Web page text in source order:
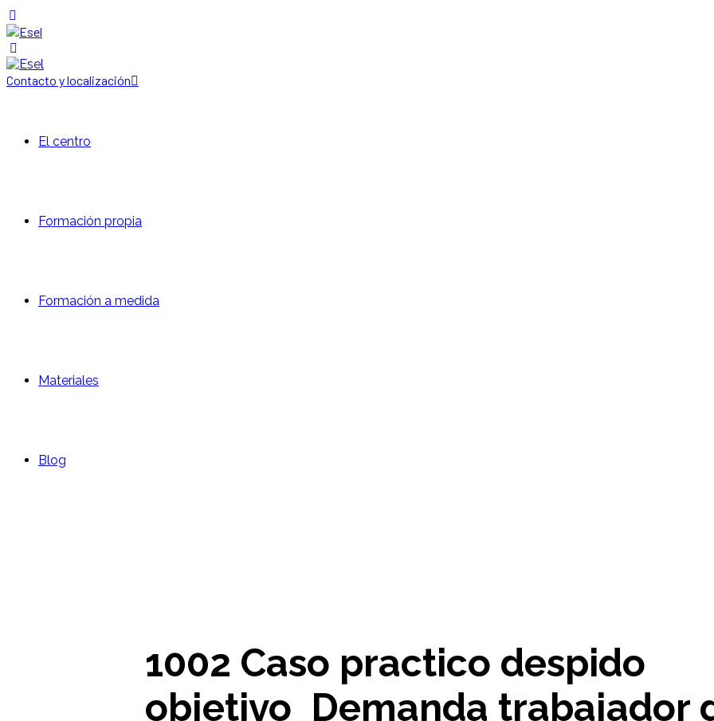
Contacto y localización
El centro
Formación propia
Formación a medida
Materiales
Blog
1002 Caso practico despido
objetivo_Demanda trabajador